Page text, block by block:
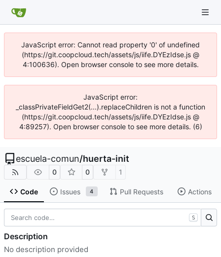
JavaScript error: Cannot read property '0' of undefined
(https://git.coopcloud.tech/assets/js/iife.DYEzIdse.js @
4:100636). Open browser console to see more details.
JavaScript error:
_classPrivateFieldGet2(...).replaceChildren is not a function
(https://git.coopcloud.tech/assets/js/iife.DYEzIdse.js @
4:89257). Open browser console to see more details. (6)
escuela-comun/huerta-init
0 0 1
Code Issues 4 Pull Requests Actions
S
Description
No description provided